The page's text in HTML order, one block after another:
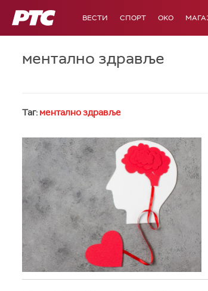
РТС ВЕСТИ СПОРТ OKO
ментално здравље
Таг: ментално здравље